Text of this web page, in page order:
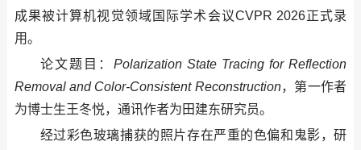
成果被计算机视觉领域国际学术会议CVPR 2026正式录
用。
论文题目： Polarization State Tracing for Reflection
Removal and Color-Consistent Reconstruction，第一作者
为博士生王冬悦，通讯作者为田建东研究员。
经过彩色玻璃捕获的照片存在严重的色偏和鬼影，研